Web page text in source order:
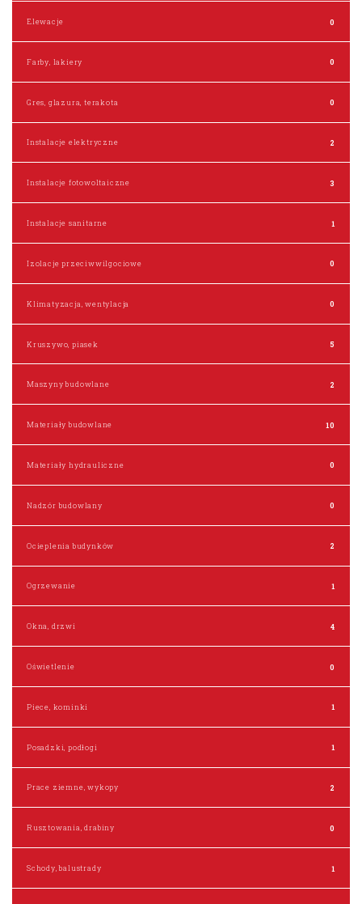
Elewacje 0
Farby, lakiery 0
Gres, glazura, terakota 0
Instalacje elektryczne 2
Instalacje fotowoltaiczne 3
Instalacje sanitarne 1
Izolacje przeciwwilgociowe 0
Klimatyzacja, wentylacja 0
Kruszywo, piasek 5
Maszyny budowlane 2
Materiały budowlane 10
Materiały hydrauliczne 0
Nadzór budowlany 0
Ocieplenia budynków 2
Ogrzewanie 1
Okna, drzwi 4
Oświetlenie 0
Piece, kominki 1
Posadzki, podłogi 1
Prace ziemne, wykopy 2
Rusztowania, drabiny 0
Schody, balustrady 1